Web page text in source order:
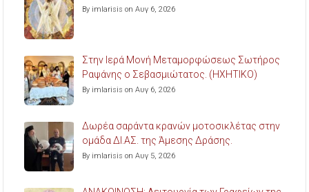
By imlarisis on Αυγ 6, 2026
Στην Ιερά Μονή Μεταμορφώσεως Σωτήρος
Ραψάνης ο Σεβασμιώτατος. (ΗΧΗΤΙΚΟ)
By imlarisis on Αυγ 6, 2026
Δωρέα σαράντα κρανών μοτοσικλέτας στην
ομάδα ΔΙ.ΑΣ. της Άμεσης Δράσης.
By imlarisis on Αυγ 5, 2026